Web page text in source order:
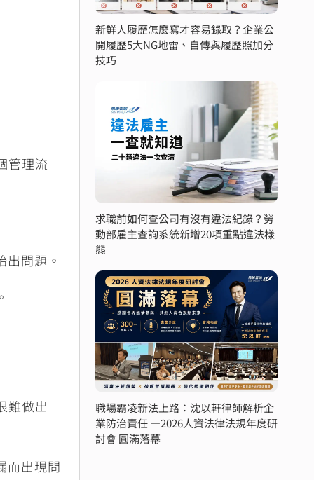
管理流
問題。
難做出
而出現問
新鮮人履歷怎麼寫才容易錄取？企業公
開履歷5大NG地雷、自傳與履歷照加分
技巧
求職前如何查公司有沒有違法紀錄？勞
動部雇主查詢系統新增20項重點違法樣
態
職場霸凌新法上路：沈以軒律師解析企
業防治責任 —2026人資法律法規年度研
討會 圓滿落幕